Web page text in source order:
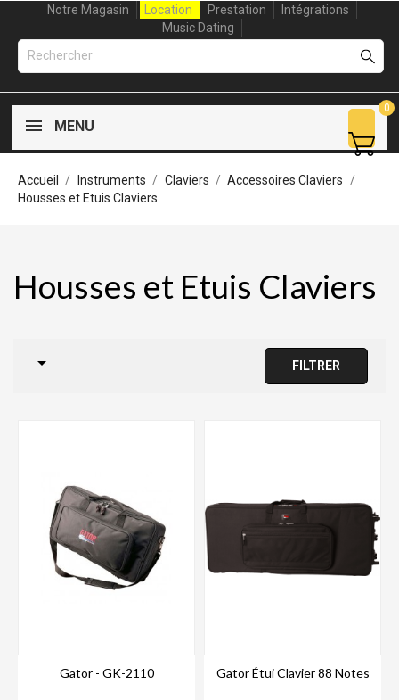
Notre Magasin Location Prestation
Intégrations
Music Dating
MENU
0
Accueil Instruments Claviers
Accessoires Claviers
Housses et Etuis Claviers
Housses et Etuis Claviers
 FILTRER
Gator - GK-2110 Gator Étui Clavier 88 Notes